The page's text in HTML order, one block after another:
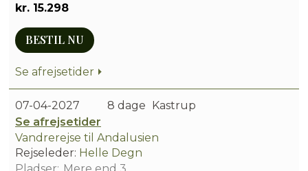
kr. 15.298
BESTIL NU
Se afrejsetider
07-04-2027
Se afrejsetider
8 dage Kastrup
Vandrerejse til Andalusien
Rejseleder: Helle Degn